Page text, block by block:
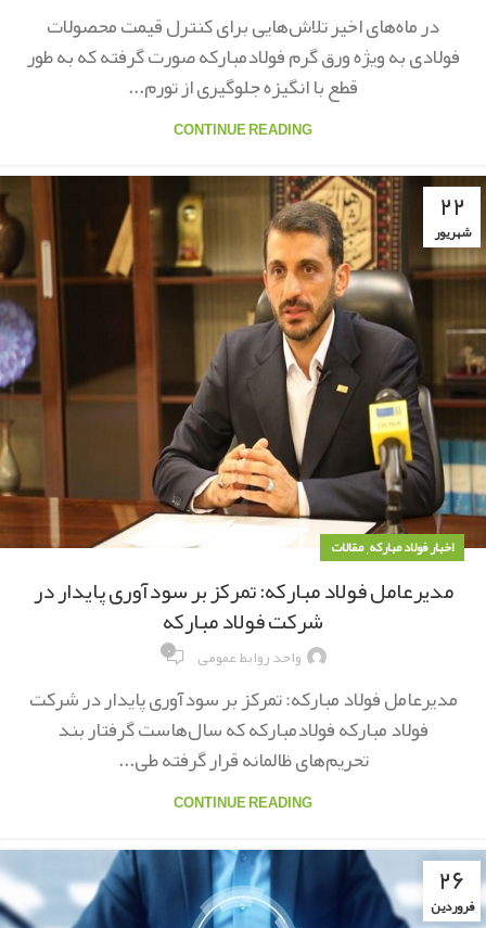
در ماه‌های اخیر تلاش‌هایی برای کنترل قیمت محصولات
فولادی به ویژه ورق گرم فولادمبارکه صورت گرفته که به طور
قطع با انگیزه جلوگیری از تورم...
CONTINUE READING
۲۲
شهریور
اخبار فولاد مبارکه,مقالات
مدیرعامل فولاد مبارکه: تمركز بر سودآوری پایدار در
شركت فولاد مباركه
واحد روابط عمومی ۰
مدیرعامل فولاد مبارکه: تمركز بر سودآوری پایدار در شركت
فولاد مباركه فولادمبارکه که سال‌هاست گرفتار بند
تحریم‌های ظالمانه قرار گرفته طی...
CONTINUE READING
۲۶
فروردین